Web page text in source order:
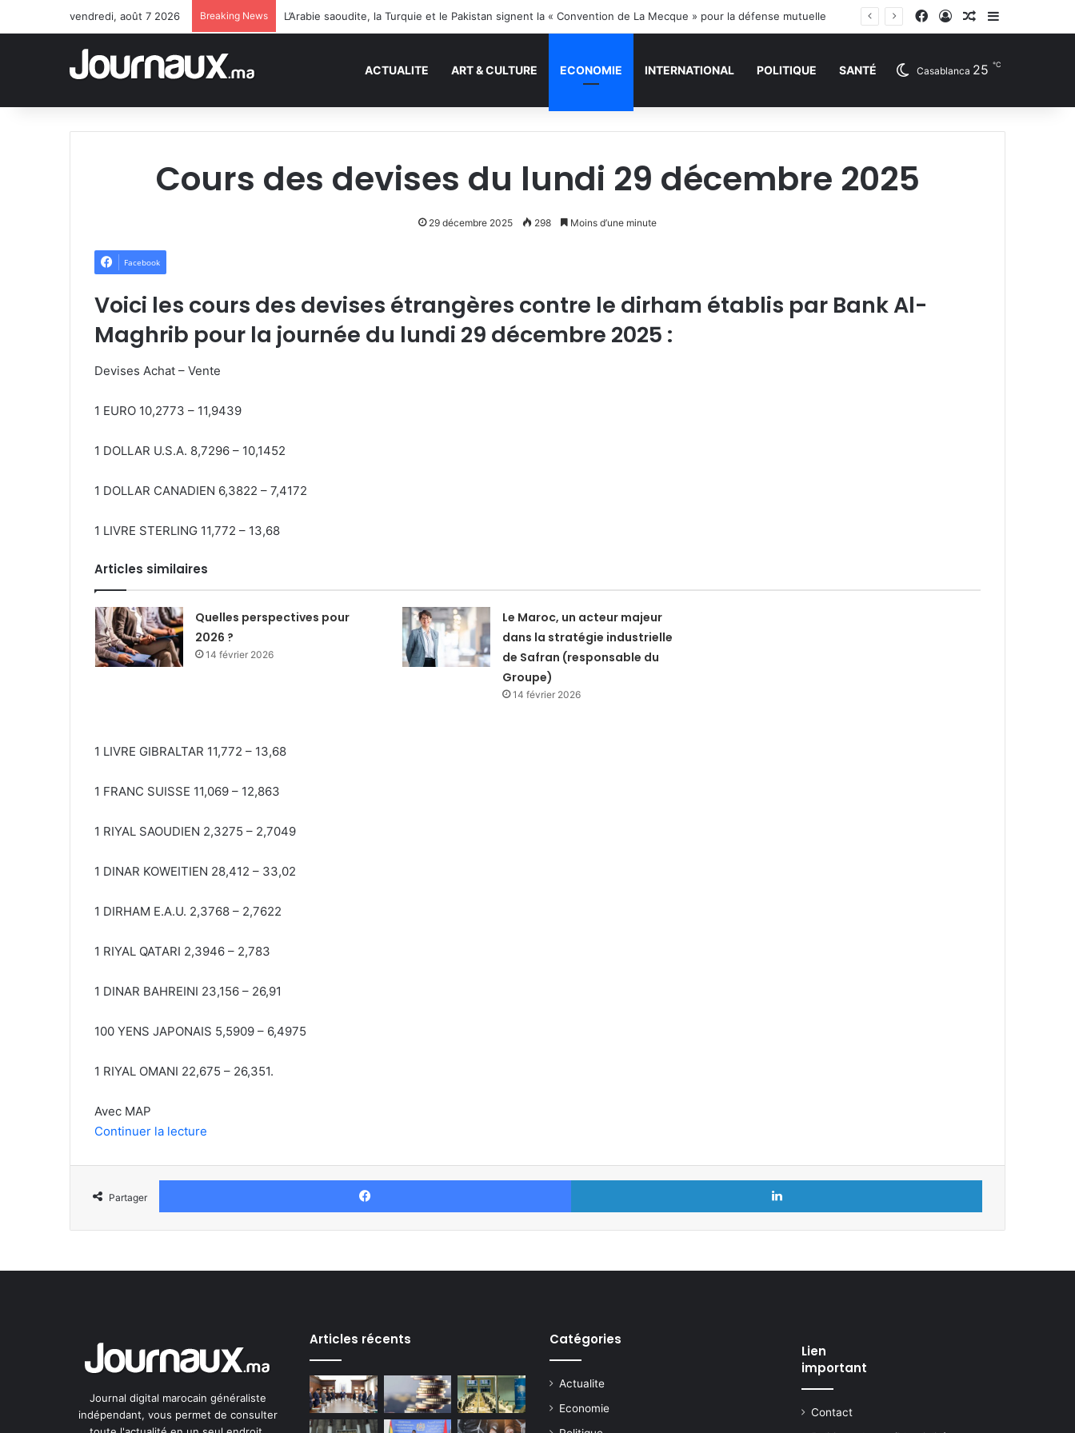
vendredi, août 7 2026 Breaking News L’Arabie saoudite, la Turquie et le Pakistan signent la « Convention de La Mecque » pour la défense mutuelle Facebook
Connexion
Article Aléatoire
Sidebar
ACTUALITE ART & CULTURE ECONOMIE INTERNATIONAL POLITIQUE SANTÉ Casablanca 25 ℃
Cours des devises du lundi 29 décembre 2025
29 décembre 2025 298 Moins d’une minute
Facebook
Voici les cours des devises étrangères contre le dirham établis par Bank Al-
Maghrib pour la journée du lundi 29 décembre 2025 :
Devises Achat – Vente
1 EURO 10,2773 – 11,9439
1 DOLLAR U.S.A. 8,7296 – 10,1452
1 DOLLAR CANADIEN 6,3822 – 7,4172
1 LIVRE STERLING 11,772 – 13,68
Articles similaires
Quelles perspectives pour
2026 ?
14 février 2026
Le Maroc, un acteur majeur
dans la stratégie industrielle
de Safran (responsable du
Groupe)
14 février 2026
1 LIVRE GIBRALTAR 11,772 – 13,68
1 FRANC SUISSE 11,069 – 12,863
1 RIYAL SAOUDIEN 2,3275 – 2,7049
1 DINAR KOWEITIEN 28,412 – 33,02
1 DIRHAM E.A.U. 2,3768 – 2,7622
1 RIYAL QATARI 2,3946 – 2,783
1 DINAR BAHREINI 23,156 – 26,91
100 YENS JAPONAIS 5,5909 – 6,4975
1 RIYAL OMANI 22,675 – 26,351.
Avec MAP
Continuer la lecture
Partager
Facebook Linkedin
Journal digital marocain généraliste
indépendant, vous permet de consulter
Articles récents Catégories
Actualite
Economie
Lien
important
Contact